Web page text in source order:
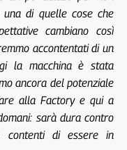
di quelle cose che
cambiano così
accontentati di un
la macchina è stata
ancora del potenziale
alla Factory e qui a
sarà dura contro
contenti di essere in